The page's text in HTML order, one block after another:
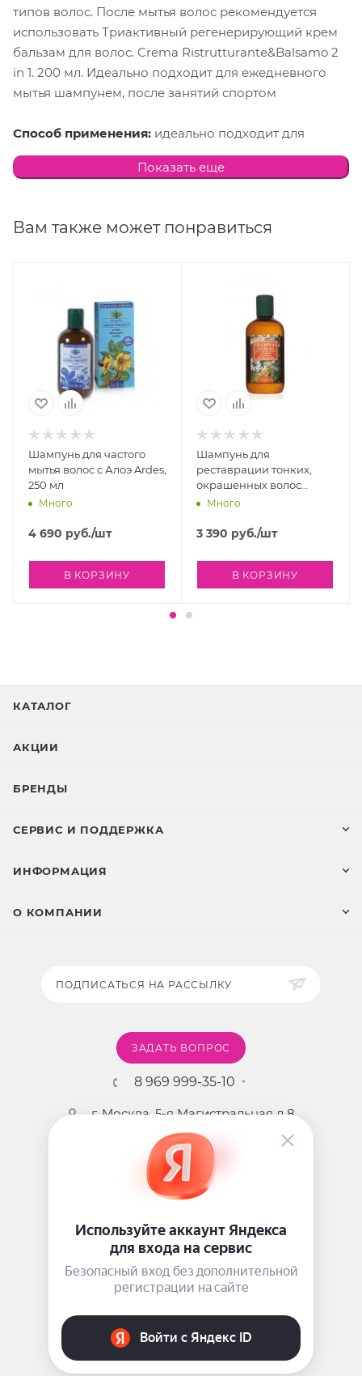
типов волос. После мытья волос рекомендуется
использовать Триактивный регенерирующий крем
бальзам для волос. Crema Ristrutturante&Balsamo 2
in 1. 200 мл. Идеально подходит для ежедневного
мытья шампунем, после занятий спортом
Способ применения: идеально подходит для
ежедневного мытья шампунем, после занятий
спортом. Экономный расход. Разведите
головы.
крапива. микробиологически протестирован, SLS и
SLES FREE
Показать еще
Вам также может понравиться
Шампунь для частого
мытья волос с Алоэ Ardes,
250 мл
Много
4 690 руб./шт
В КОРЗИНУ
Шампунь для
реставрации тонких,
окрашенных волос
Ardes, 250 мл
Много
3 390 руб./шт
В КОРЗИНУ
КАТАЛОГ
АКЦИИ
БРЕНДЫ
СЕРВИС И ПОДДЕРЖКА
ИНФОРМАЦИЯ
О КОМПАНИИ
ПОДПИСАТЬСЯ НА РАССЫЛКУ
ЗАДАТЬ ВОПРОС
8 969 999-35-10
г. Москва, 5-я Магистральная д.8
2009 - 2026 ©Pink-Girl.ru